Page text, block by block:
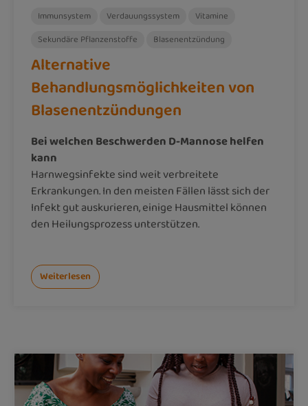
Immunsystem Verdauungssystem
Vitamine
Sekundäre Pflanzenstoffe
Blasenentzündung
Alternative
Behandlungsmöglichkeiten von
Blasenentzündungen
Bei welchen Beschwerden D-Mannose helfen
kann
Harnwegsinfekte sind weit verbreitete
Erkrankungen. In den meisten Fällen lässt sich der
Infekt gut auskurieren, einige Hausmittel können
den Heilungsprozess unterstützen.
Weiterlesen